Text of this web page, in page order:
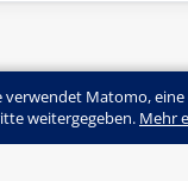
verwendet Matomo,
weitergegeben. Mehr